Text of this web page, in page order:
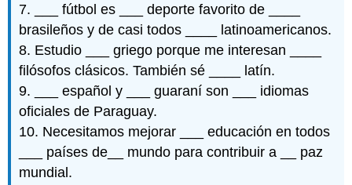
7. ___ fútbol es ___ deporte favorito de ____
brasileños y de casi todos ____ latinoamericanos.
8. Estudio ___ griego porque me interesan ____
filósofos clásicos. También sé ____ latín.
9. ___ español y ___ guaraní son ___ idiomas
oficiales de Paraguay.
10. Necesitamos mejorar ___ educación en todos
___ países de__ mundo para contribuir a __ paz
mundial.